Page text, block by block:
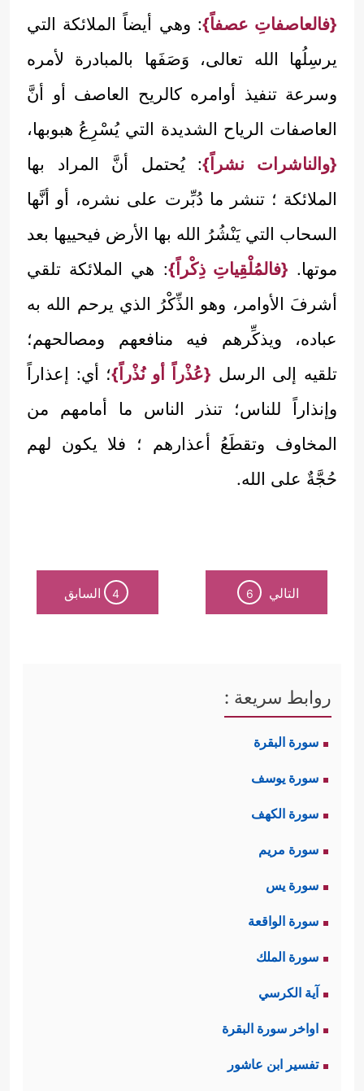
{فالعاصفاتِ عصفاً}: وهي أيضاً الملائكة التي
يرسِلُها الله تعالى، وَصَفَها بالمبادرة لأمره
وسرعة تنفيذ أوامره كالريح العاصف أو أنَّ
العاصفات الرياح الشديدة التي يُسْرِعُ هبوبها،
{والناشرات نشراً}: يُحتمل أنَّ المراد بها
الملائكة ؛ تنشر ما دُبِّرت على نشره، أو أنَّها
السحاب التي يَنْشُرُ الله بها الأرض فيحييها بعد
موتها. {فالمُلْقِياتِ ذِكْراً}: هي الملائكة تلقي
أشرفَ الأوامر، وهو الذِّكْرُ الذي يرحم الله به
عباده، ويذكِّرهم فيه منافعهم ومصالحهم؛
تلقيه إلى الرسل {عُذْراً أو نُذْراً}؛ أي: إعذاراً
وإنذاراً للناس؛ تنذر الناس ما أمامهم من
المخاوف وتقطَعُ أعذارهم ؛ فلا يكون لهم
حُجَّةٌ على الله.
التالي 6
4 السابق
روابط سريعة :
سورة البقرة
سورة يوسف
سورة الكهف
سورة مريم
سورة يس
سورة الواقعة
سورة الملك
آية الكرسي
اواخر سورة البقرة
تفسير ابن عاشور